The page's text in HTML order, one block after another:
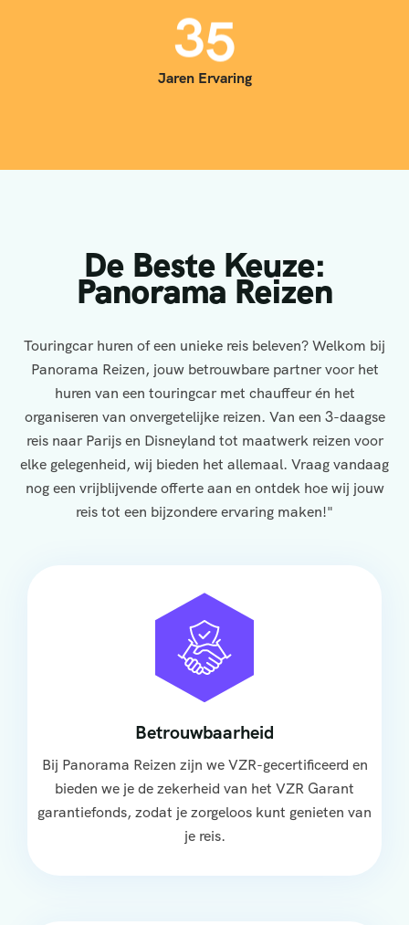
35
Jaren Ervaring
De Beste Keuze:
Panorama Reizen
Touringcar huren of een unieke reis beleven? Welkom bij
Panorama Reizen, jouw betrouwbare partner voor het
huren van een touringcar met chauffeur én het
organiseren van onvergetelijke reizen. Van een 3-daagse
reis naar Parijs en Disneyland tot maatwerk reizen voor
elke gelegenheid, wij bieden het allemaal. Vraag vandaag
nog een vrijblijvende offerte aan en ontdek hoe wij jouw
reis tot een bijzondere ervaring maken!"
Betrouwbaarheid
Bij Panorama Reizen zijn we VZR-gecertificeerd en
bieden we je de zekerheid van het VZR Garant
garantiefonds, zodat je zorgeloos kunt genieten van
je reis.